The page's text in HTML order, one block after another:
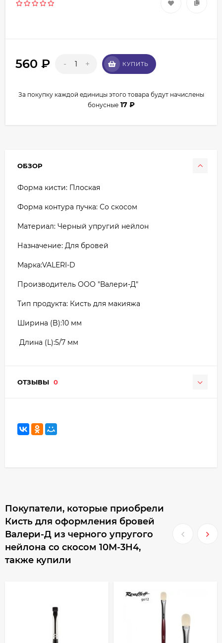
560 ₽ - + КУПИТЬ
За покупку каждой единицы этого товара будут начислены
бонусные 17 ₽
ОБЗОР
Форма кисти: Плоская
Форма контура пучка: Со скосом
Материал: Черный упругий нейлон
Назначение: Для бровей
Марка:VALERI-D
Производитель ООО "Валери-Д"
Тип продукта: Кисть для макияжа
Ширина (B):10 мм
Длина (L):5/7 мм
ОТЗЫВЫ 0
Покупатели, которые приобрели
Кисть для оформления бровей
Валери-Д из черного упругого
нейлона со скосом 10М-3Н4,
также купили